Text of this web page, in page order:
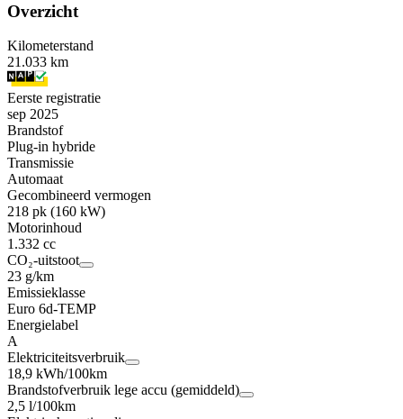
Overzicht
Kilometerstand
21.033 km
Eerste registratie
sep 2025
Brandstof
Plug-in hybride
Transmissie
Automaat
Gecombineerd vermogen
218 pk (160 kW)
Motorinhoud
1.332 cc
CO₂-uitstoot
23 g/km
Emissieklasse
Euro 6d-TEMP
Energielabel
A
Elektriciteitsverbruik
18,9 kWh/100km
Brandstofverbruik lege accu (gemiddeld)
2,5 l/100km